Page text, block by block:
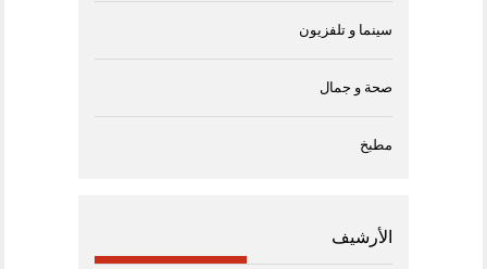
سينما و تلفزيون
صحة و جمال
مطبخ
الأرشيف